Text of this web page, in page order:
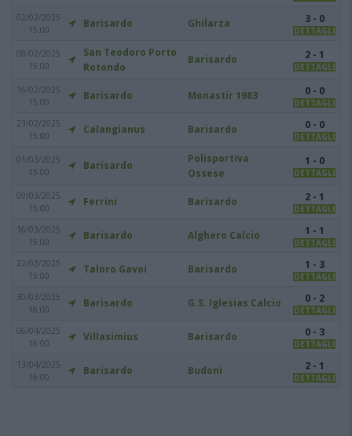
02/02/2025
15:00
Barisardo Ghilarza 3 - 0
DETTAGLI
08/02/2025
15:00
San Teodoro Porto
Rotondo
Barisardo 2 - 1
DETTAGLI
16/02/2025
15:00
Barisardo Monastir 1983 0 - 0
DETTAGLI
23/02/2025
15:00
Calangianus Barisardo 0 - 0
DETTAGLI
01/03/2025
15:00
Barisardo
Polisportiva
Ossese
1 - 0
DETTAGLI
09/03/2025
15:00
Ferrini Barisardo 2 - 1
DETTAGLI
16/03/2025
15:00
Barisardo Alghero Calcio 1 - 1
DETTAGLI
22/03/2025
15:00
Taloro Gavoi Barisardo 1 - 3
DETTAGLI
30/03/2025
16:00
Barisardo G.S. Iglesias Calcio 0 - 2
DETTAGLI
06/04/2025
16:00
Villasimius Barisardo 0 - 3
DETTAGLI
13/04/2025
16:00
Barisardo Budoni 2 - 1
DETTAGLI